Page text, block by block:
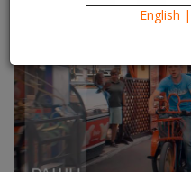
Kartina
English